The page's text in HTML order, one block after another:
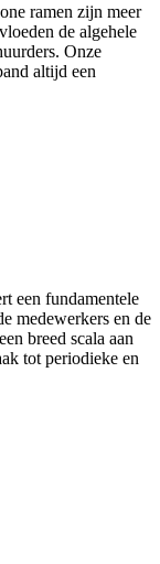
ramen zijn meer
de algehele
Onze
altijd een
een fundamentele
medewerkers en de
breed scala aan
tot periodieke en